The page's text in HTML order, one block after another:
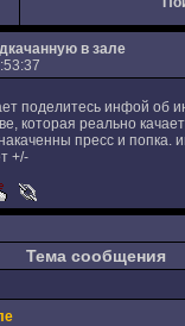
в зале
поделитесь инфой об
которая реально
пресс и попка.
+/-
Тема сообщения